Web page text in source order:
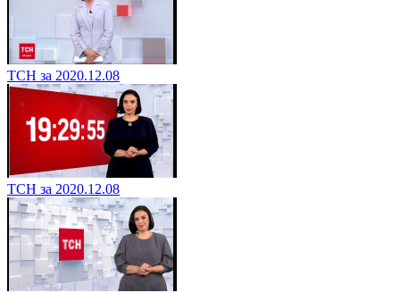
ТСН за 2020.12.08
ТСН за 2020.12.08